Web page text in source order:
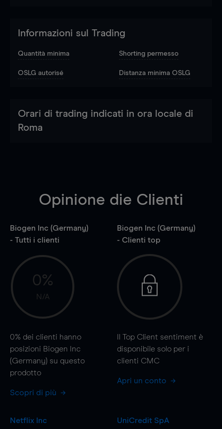
Informazioni sul Trading
Quantità minima Shorting permesso
OSLG autorisé Distanza minima OSLG
Orari di trading indicati in ora locale di
Roma
Opinione die Clienti
Biogen Inc (Germany)
- Tutti i clienti
0%
N/A
0% dei clienti hanno
posizioni Biogen Inc
(Germany) su questo
prodotto
Scopri di più
Biogen Inc (Germany)
- Clienti top
Il Top Client sentiment è
disponibile solo per i
clienti CMC
Apri un conto
Netflix Inc
UniCredit SpA